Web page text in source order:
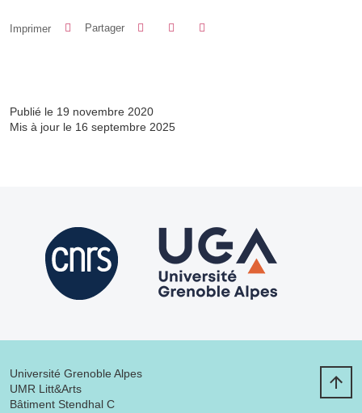
Imprimer Partager Partager sur Facebook
Partager sur LinkedIn
Publié le 19 novembre 2020
Mis à jour le 16 septembre 2025
Université Grenoble Alpes
UMR Litt&Arts
Bâtiment Stendhal C